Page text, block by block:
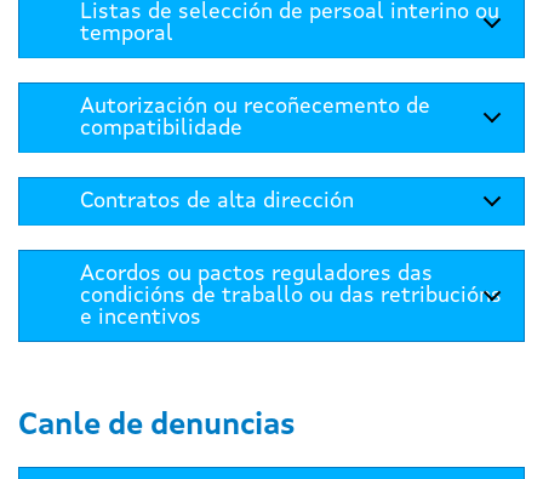
Listas de selección de persoal interino ou
temporal
Autorización ou recoñecemento de
compatibilidade
Contratos de alta dirección
Acordos ou pactos reguladores das
condicións de traballo ou das retribucións
e incentivos
Canle de denuncias